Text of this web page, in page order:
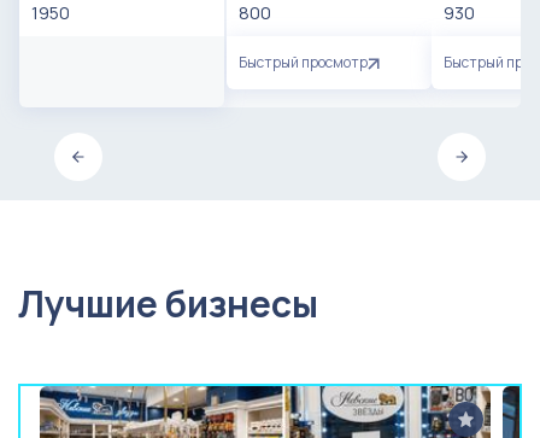
1950 800
Быстрый просмотр
930
Быстрый
Лучшие бизнесы